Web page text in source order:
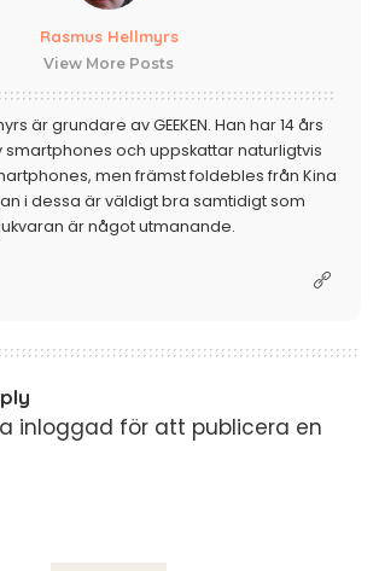
Rasmus Hellmyrs
View More Posts
är grundare av GEEKEN. Han har 14 års
och uppskattar naturligtvis
men främst foldebles från Kina
i dessa är väldigt bra samtidigt som
är något utmanande.
inloggad för att publicera en